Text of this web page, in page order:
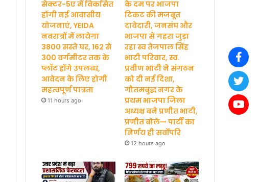
सेक्टर-5ए में विकसित
होंगी नई आवासीय
योजनाएं, YEIDA
नवरात्रों में लायेगा
3800 सस्ते घर, 162 से
300 वर्गमीटर तक के
प्लॉट होंगे उपलब्ध,
आवेदन के लिए होगी
महत्वपूर्ण पात्रता
11 hours ago
के दम पर भाजपा
टिकट की मजबूत
दावेदारी, जनसंघ और
भाजपा से गहरा जुड़ा
रहा स्व तेजपाल सिंह
भाटी परिवार, स्व.
प्रवीण भाटी ने संगठन
को दी नई दिशा,
गौतमबुद्ध नगर के
प्रथम भाजपा जिला
अध्यक्ष बने प्रणीत भाटी,
प्रणीत बोले— पार्टी का
निर्णय ही सर्वोपरि
12 hours ago